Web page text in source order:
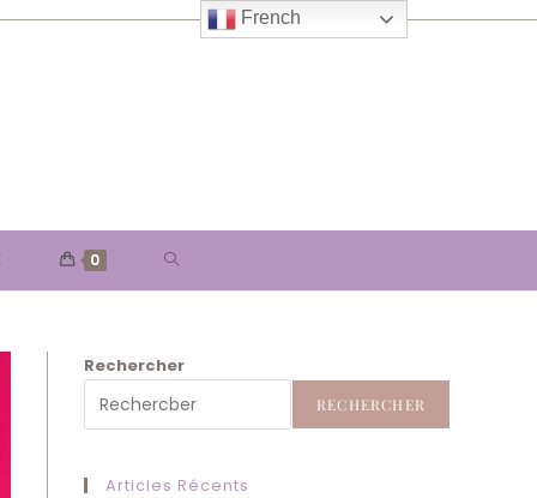
0 TOGGLE
SEARCH
Rechercher
RECHERCHER
Articles Récents
French